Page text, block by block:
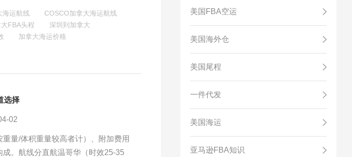
海运航线
COSCO加拿大海运航线
FBA头程
深圳到加拿大
加拿大海运价格
选择
02
量/体积重量较高者计）、附加费用
成。航线分直航温哥华（时效25-35
美国FBA空运
美国海外仓
美国尾程
一件代发
美国海运
亚马逊FBA知识